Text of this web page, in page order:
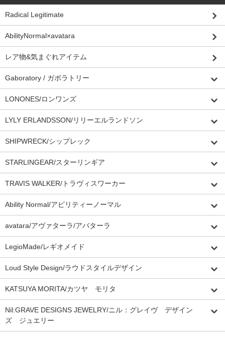
Radical Legitimate
AbilityNormal×avatara
レア物&気まぐれアイテム
Gaboratory / ガボラトリー
LONONES/ロンワンズ
LYLY ERLANDSSON/リリーエルランドソン
SHIPWRECK/シップレック
STARLINGEAR/スターリンギア
TRAVIS WALKER/トラヴィスワーカー
Ability Normal/アビリティーノーマル
avatara/アヴァターラ/アバターラ
LegioMade/レギオメイド
Loud Style Design/ラウドスタイルデザイン
KATSUYA MORITA/カツヤ モリタ
Nil:GRAVE DESIGNS JEWELRY/ニル：グレイヴ デザイン
ズ ジュエリー